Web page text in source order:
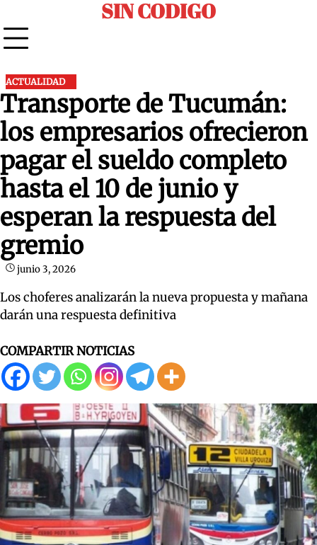
to
content
SIN CODIGO
ACTUALIDAD
Transporte de Tucumán:
los empresarios ofrecieron
pagar el sueldo completo
hasta el 10 de junio y
esperan la respuesta del
gremio
junio 3, 2026
Los choferes analizarán la nueva propuesta y mañana
darán una respuesta definitiva
COMPARTIR NOTICIAS